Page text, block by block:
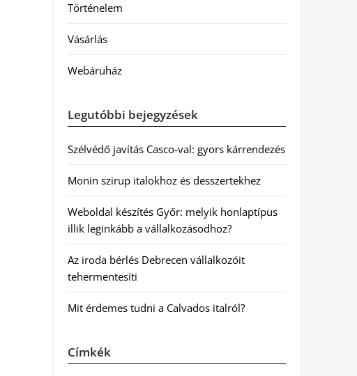
Történelem
Vásárlás
Webáruház
Legutóbbi bejegyzések
Szélvédő javítás Casco-val: gyors kárrendezés
Monin szirup italokhoz és desszertekhez
Weboldal készítés Győr: melyik honlaptípus
illik leginkább a vállalkozásodhoz?
Az iroda bérlés Debrecen vállalkozóit
tehermentesíti
Mit érdemes tudni a Calvados italról?
Címkék